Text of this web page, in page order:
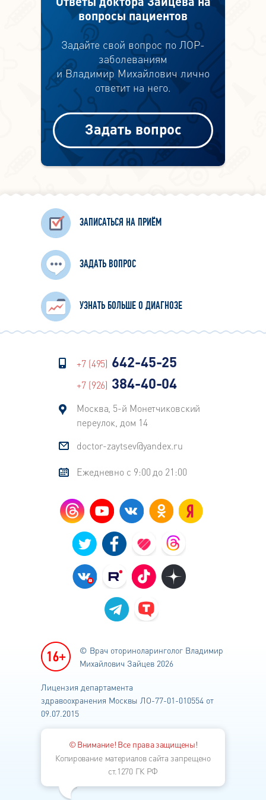
вопросы пациентов
Задайте свой вопрос по ЛОР-
заболеваниям
и Владимир Михайлович лично
ответит на него.
Задать вопрос
ЗАПИСАТЬСЯ НА ПРИЁМ
ЗАДАТЬ ВОПРОС
УЗНАТЬ БОЛЬШЕ О ДИАГНОЗЕ
+7 (495) 642-45-25
+7 (926) 384-40-04
Москва, 5-й Монетчиковский
переулок, дом 14
doctor-zaytsev@yandex.ru
Ежедневно с 9:00 до 21:00
© Врач оториноларинголог Владимир
Михайлович Зайцев 2026
Лицензия департамента
здравоохранения Москвы ЛО-77-01-010554 от
09.07.2015
© Внимание! Все права защищены!
Копирование материалов сайта запрещено
ст.1270 ГК РФ